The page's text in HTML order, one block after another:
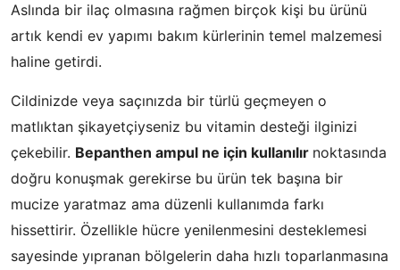
Aslında bir ilaç olmasına rağmen birçok kişi bu ürünü
artık kendi ev yapımı bakım kürlerinin temel malzemesi
haline getirdi.
Cildinizde veya saçınızda bir türlü geçmeyen o
matlıktan şikayetçiyseniz bu vitamin desteği ilginizi
çekebilir. Bepanthen ampul ne için kullanılır noktasında
doğru konuşmak gerekirse bu ürün tek başına bir
mucize yaratmaz ama düzenli kullanımda farkı
hissettirir. Özellikle hücre yenilenmesini desteklemesi
sayesinde yıpranan bölgelerin daha hızlı toparlanmasına